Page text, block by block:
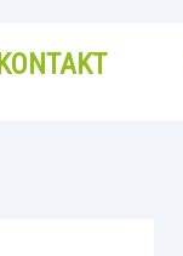
KONTAKT